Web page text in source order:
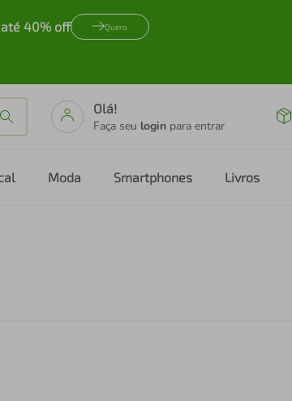
até 40% off Quero
Olá!
Faça seu login para entrar
Moda Smartphones Livros